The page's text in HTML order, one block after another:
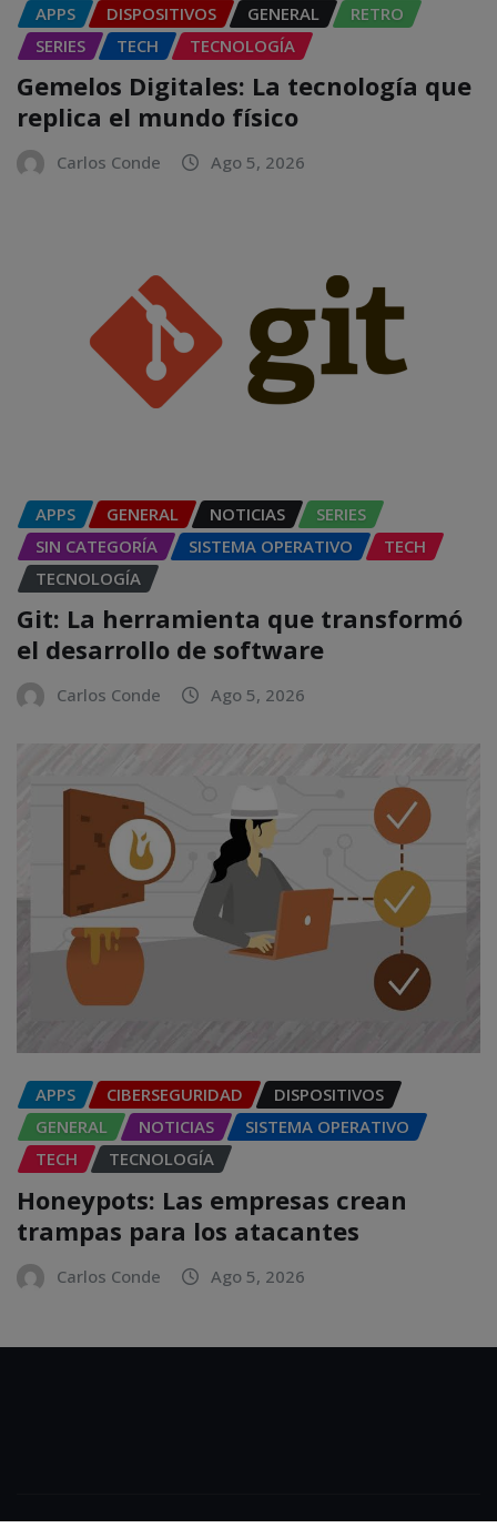
APPS DISPOSITIVOS GENERAL
RETRO
SERIES
TECH TECNOLOGÍA
Gemelos Digitales: La tecnología que
replica el mundo físico
Carlos Conde Ago 5, 2026
APPS GENERAL NOTICIAS
SERIES
SIN CATEGORÍA
SISTEMA OPERATIVO
TECH
TECNOLOGÍA
Git: La herramienta que transformó
el desarrollo de software
Carlos Conde Ago 5, 2026
APPS CIBERSEGURIDAD
DISPOSITIVOS
GENERAL
NOTICIAS
SISTEMA OPERATIVO
TECH
TECNOLOGÍA
Honeypots: Las empresas crean
trampas para los atacantes
Carlos Conde Ago 5, 2026